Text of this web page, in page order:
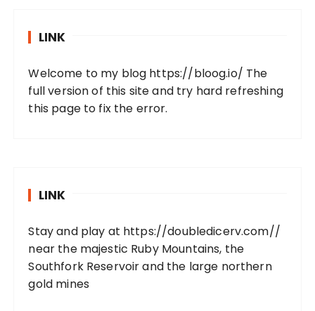
LINK
Welcome to my blog https://bloog.io/ The
full version of this site and try hard refreshing
this page to fix the error.
LINK
Stay and play at https://doubledicerv.com//
near the majestic Ruby Mountains, the
Southfork Reservoir and the large northern
gold mines